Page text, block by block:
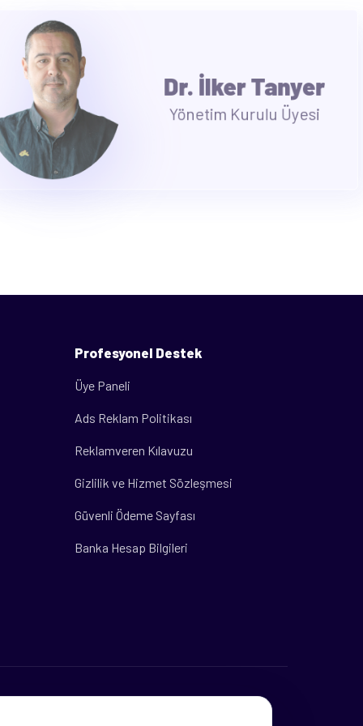
Mocan
Yönetim
Profesyonel Destek
Üye Paneli
Ads Reklam Politikası
Reklamveren Kılavuzu
Gizlilik ve Hizmet Sözleşmesi
Güvenli Ödeme Sayfası
Banka Hesap Bilgileri